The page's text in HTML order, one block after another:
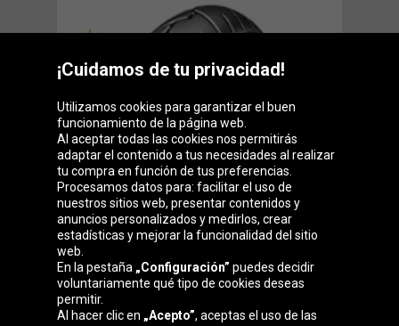
Comparar
Eje de vehículo:
Ambos Ejes
Tipo de neumático:
Sin Cámara / Con
Cámara
Tipo de vehículo:
Scooter
4,16
Entrega
gratuita
Entrega
2-3 días
laborables
¡Cuidamos de tu privacidad!
Utilizamos cookies para garantizar el buen
funcionamiento de la página web.
Al aceptar todas las cookies nos permitirás
adaptar el contenido a tus necesidades al realizar
tu compra en función de tus preferencias.
Procesamos datos para: facilitar el uso de
nuestros sitios web, presentar contenidos y
anuncios personalizados y medirlos, crear
estadísticas y mejorar la funcionalidad del sitio
web.
En la pestaña „Configuración” puedes decidir
voluntariamente qué tipo de cookies deseas
permitir.
Al hacer clic en „Acepto”, aceptas el uso de las